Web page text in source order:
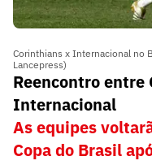
Corinthians x Internacional no
Lancepress)
Reencontro
Internacional
As equipes
Copa do Brasil